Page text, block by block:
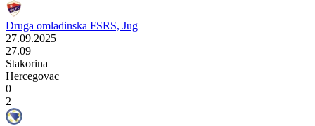
Druga omladinska FSRS, Jug
27.09.2025
27.09
Stakorina
Hercegovac
0
2